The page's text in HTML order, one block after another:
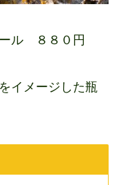
ール ８８０円
イメージした瓶